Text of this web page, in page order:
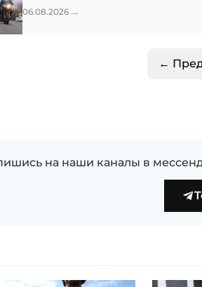
06.08.2026 →
←
на наши каналы в